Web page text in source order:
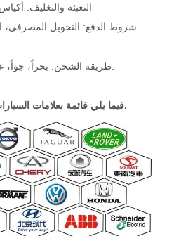
التعبئة والتغليف:
فيما يلي قائمة بعلامات السيارات التي نتعاون معها كمرجع لكم.